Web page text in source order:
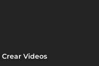
Videos